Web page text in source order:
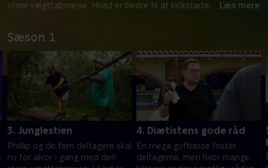
store vægttabsrejse. Hvad er bedre til at kickstarte... Læs mere
Sæson 1
3. Junglestien
Phillip og de fem deltagere skal
nu for alvor i gang med den
4. Diætistens gode råd
En mega gufbasse frister
deltagerne, men hvor mange